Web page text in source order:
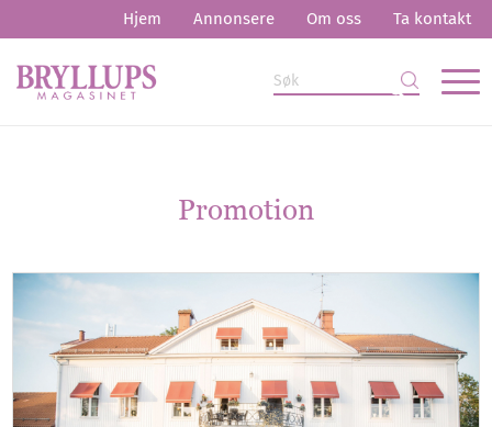
Hjem Annonsere Om oss Ta kontakt
Promotion